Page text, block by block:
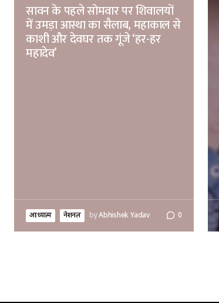
सावन के पहले सोमवार पर शिवालयों
में उमड़ा आस्था का सैलाब, महाकाल से
काशी और देवघर तक गूंजे ‘हर-हर
महादेव’
आध्यात्म नेशनल byAbhishek Yadav 0